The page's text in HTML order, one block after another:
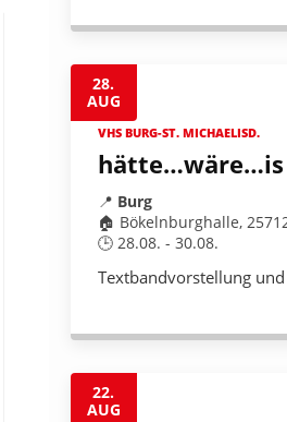
28.
AUG
VHS BURG-ST. MICHAELISD.
hätte…wäre…is
📍 Burg
🏠 Bökelnburghalle,
🕒 28.08. - 30.08.
Textbandvorstellung und
22.
AUG